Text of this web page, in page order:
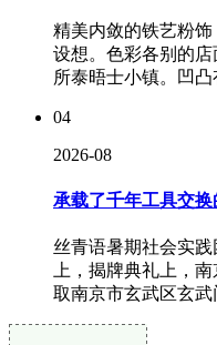
精美内敛的铁艺粉
设想。色彩各别的
所泰晤士小镇。凹
04
2026-08
承载了千年工具交换
丝青语暑期社会实
上，揭牌典礼上，
取南京市玄武区玄